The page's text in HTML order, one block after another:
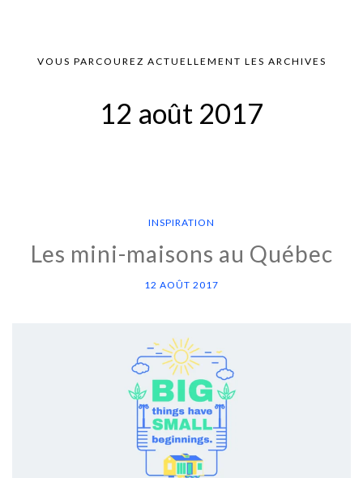
VOUS PARCOUREZ ACTUELLEMENT LES ARCHIVES
12 août 2017
INSPIRATION
Les mini-maisons au Québec
12 AOÛT 2017